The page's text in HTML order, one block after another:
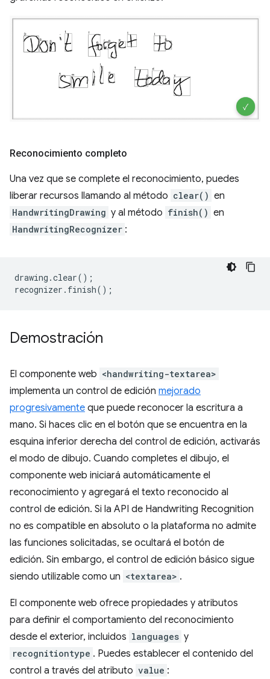
Reconocimiento completo
Una vez que se complete el reconocimiento, puedes
liberar recursos llamando al método clear() en
HandwritingDrawing y al método finish() en
HandwritingRecognizer :
drawing .clear();
recognizer . finish();
Demostración
El componente web <handwriting-textarea>
implementa un control de edición mejorado
progresivamente que puede reconocer la escritura a
mano. Si haces clic en el botón que se encuentra en la
esquina inferior derecha del control de edición, activarás
el modo de dibujo. Cuando completes el dibujo, el
componente web iniciará automáticamente el
reconocimiento y agregará el texto reconocido al
control de edición. Si la API de Handwriting Recognition
no es compatible en absoluto o la plataforma no admite
las funciones solicitadas, se ocultará el botón de
edición. Sin embargo, el control de edición básico sigue
siendo utilizable como un <textarea> .
El componente web ofrece propiedades y atributos
para definir el comportamiento del reconocimiento
desde el exterior, incluidos languages y
recognitiontype . Puedes establecer el contenido del
control a través del atributo value :